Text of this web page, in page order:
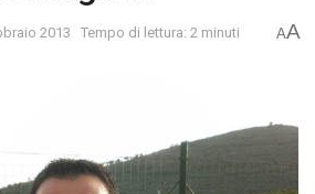
2013 Tempo di lettura: 2 minuti AA